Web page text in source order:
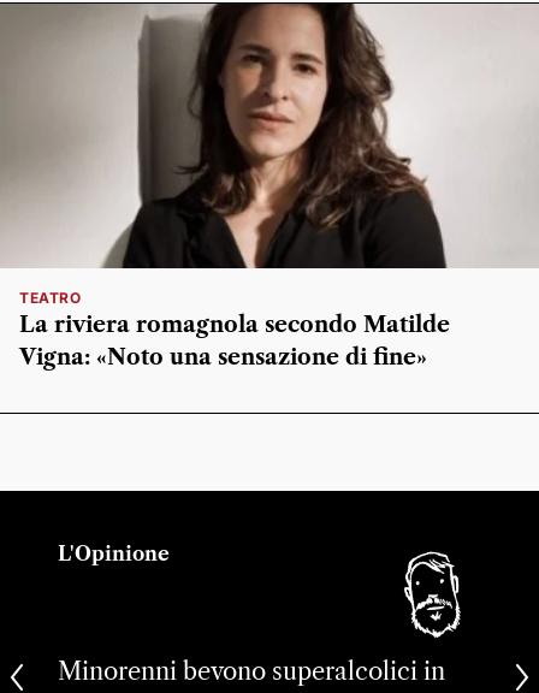
TEATRO
La riviera romagnola secondo Matilde
Vigna: «Noto una sensazione di fine»
L'Opinione
Minorenni bevono superalcolici in